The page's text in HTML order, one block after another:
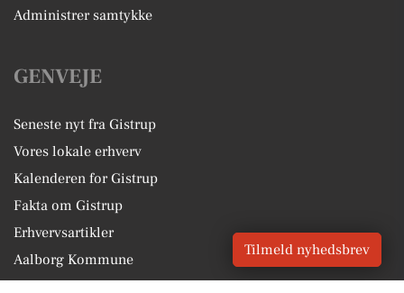
Administrer samtykke
GENVEJE
Seneste nyt fra Gistrup
Vores lokale erhverv
Kalenderen for Gistrup
Fakta om Gistrup
Erhvervsartikler
Aalborg Kommune
Tilmeld nyhedsbrev